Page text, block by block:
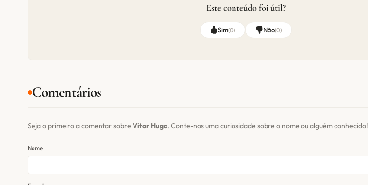
Este conteúdo foi útil?
Sim(0) Não(0)
Comentários
Seja o primeiro a comentar sobre Vitor Hugo. Conte-nos uma curiosidade sobre o nome ou alguém conhecido!
Nome